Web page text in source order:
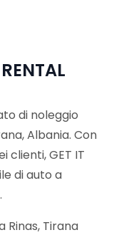
di noleggio
Albania. Con
clienti, GET IT
di auto a
Rinas, Tirana